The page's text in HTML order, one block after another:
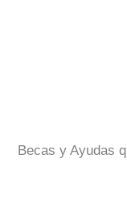
Becas y Ayudas